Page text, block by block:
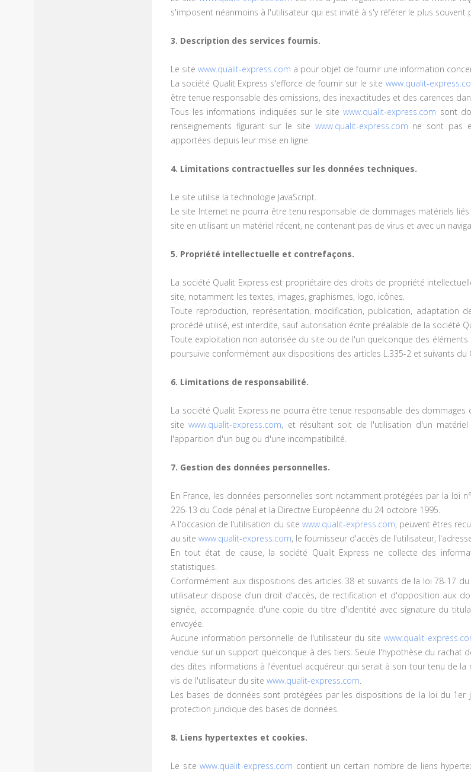
s'imposent néanmoins à l'utilisateur qui est invité à s'y référer le plus
3. Description des services fournis.
Le site www.qualit-express.com a pour objet de fournir une information
La société Qualit Express s'efforce de fournir sur le site www.qualit-
être tenue responsable des omissions, des inexactitudes et des carences
Tous les informations indiquées sur le sitewww.qualit-express.com sont
renseignements figurant sur le site www.qualit-express.com ne sont pas
apportées depuis leur mise en ligne.
4. Limitations contractuelles sur les données techniques.
Le site utilise la technologie JavaScript.
Le site Internet ne pourra être tenu responsable de dommages matériels
site en utilisant un matériel récent, ne contenant pas de virus et avec un
5. Propriété intellectuelle et contrefaçons.
La société Qualit Express est propriétaire des droits de propriété
site, notamment les textes, images, graphismes, logo, icônes.
Toute reproduction, représentation, modification, publication,
procédé utilisé, est interdite, sauf autorisation écrite préalable de la société
Toute exploitation non autorisée du site ou de l'un quelconque des
poursuivie conformément aux dispositions des articles L.335-2 et suivants du
6. Limitations de responsabilité.
La société Qualit Express ne pourra être tenue responsable des
sitewww.qualit-express.com, et résultant soit de l'utilisation d'un
l'apparition d'un bug ou d'une incompatibilité.
7. Gestion des données personnelles.
En France, les données personnelles sont notamment protégées par la loi
226-13 du Code pénal et la Directive Européenne du 24 octobre 1995.
A l'occasion de l'utilisation du site www.qualit-express.com, peuvent êtres
au site www.qualit-express.com, le fournisseur d'accès de l'utilisateur,
En tout état de cause, la société Qualit Express ne collecte des
statistiques.
Conformément aux dispositions des articles 38 et suivants de la loi 78-17
utilisateur dispose d'un droit d'accès, de rectification et d'opposition aux
signée, accompagnée d'une copie du titre d'identité avec signature du
envoyée.
Aucune information personnelle de l'utilisateur du sitewww.qualit-
vendue sur un support quelconque à des tiers. Seule l'hypothèse du
des dites informations à l'éventuel acquéreur qui serait à son tour tenu de
vis de l'utilisateur du site www.qualit-express.com.
Les bases de données sont protégées par les dispositions de la loi du
protection juridique des bases de données.
8. Liens hypertextes et cookies.
Le sitewww.qualit-express.com contient un certain nombre de liens